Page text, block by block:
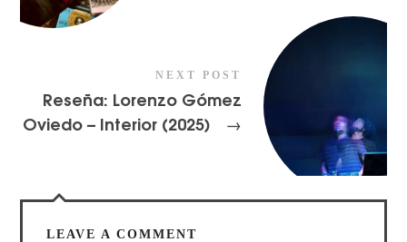
NEXT POST
Reseña: Lorenzo Gómez
Oviedo – Interior (2025)
→
LEAVE A COMMENT